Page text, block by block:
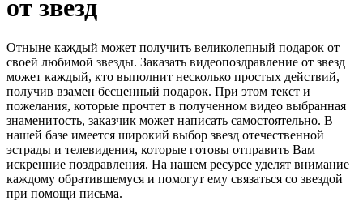
от звезд
Отныне каждый может получить великолепный подарок от
своей любимой звезды. Заказать видеопоздравление от звезд
может каждый, кто выполнит несколько простых действий,
получив взамен бесценный подарок. При этом текст и
пожелания, которые прочтет в полученном видео выбранная
знаменитость, заказчик может написать самостоятельно. В
нашей базе имеется широкий выбор звезд отечественной
эстрады и телевидения, которые готовы отправить Вам
искренние поздравления. На нашем ресурсе уделят внимание
каждому обратившемуся и помогут ему связаться со звездой
при помощи письма.